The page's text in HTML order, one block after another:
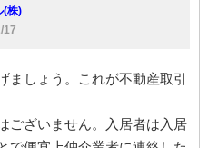
(株)
17
ましょう。これが不動産取引
ございません。入居者は入居